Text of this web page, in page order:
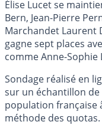
Élise Lucet se
Bern, Jean-Pierre
Marchandet Laurent
gagne sept places
comme Anne-Sophie
Sondage réalisé en
sur un échantillon de
population française
méthode des quotas.